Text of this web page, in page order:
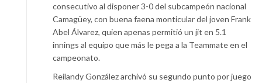
consecutivo al disponer 3-0 del subcampeón nacional
Camagüey, con buena faena monticular del joven Frank
Abel Álvarez, quien apenas permitió un jit en 5.1
innings al equipo que más le pega a la Teammate en el
campeonato.
Reilandy González archivó su segundo punto por juego